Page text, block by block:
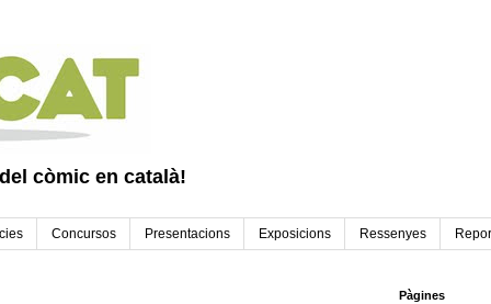
còmic en català!
Concursos Presentacions Exposicions Ressenyes
Pàgines